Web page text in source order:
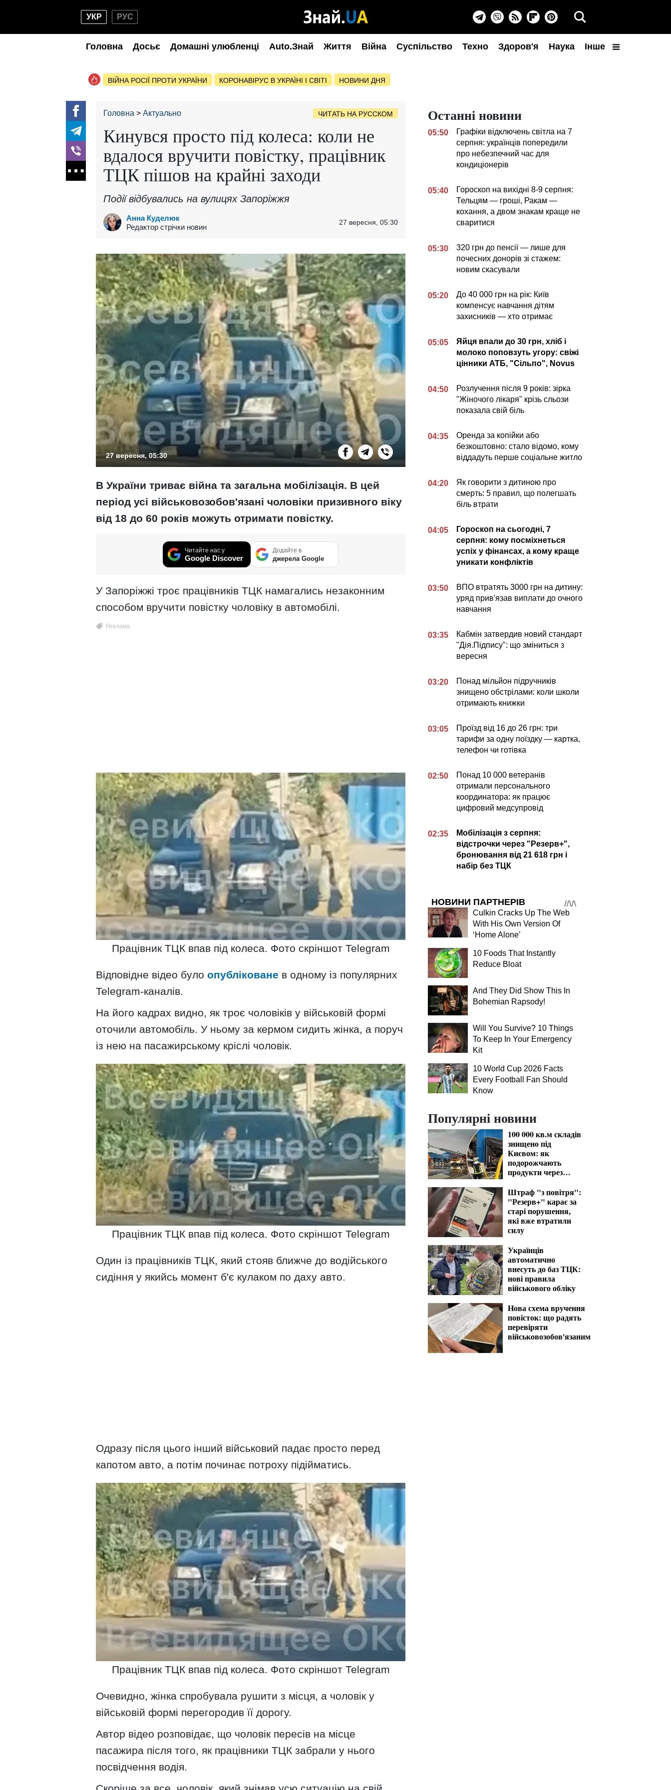
УКР РУС
Головна Досьє Домашні улюбленці Auto.Знай Життя Війна Суспільство Техно Здоров'я Наука Інше
ВІЙНА РОСІЇ ПРОТИ УКРАЇНИ КОРОНАВІРУС В УКРАЇНІ І СВІТІ НОВИНИ ДНЯ
Головна Актуально ЧИТАТЬ НА РУССКОМ
Кинувся просто під колеса: коли не
вдалося вручити повістку, працівник
ТЦК пішов на крайні заходи
Події відбувались на вулицях Запоріжжя
Анна Куделюк
Редактор стрічки новин
27 вересня, 05:30
27 вересня, 05:30
В України триває війна та загальна мобілізація. В цей
період усі військовозобов'язані чоловіки призивного віку
від 18 до 60 років можуть отримати повістку.
Читайте нас у
Google Discover
Додайте в
джерела Google
У Запоріжжі троє працівників ТЦК намагались незаконним
способом вручити повістку чоловіку в автомобілі.
Працівник ТЦК впав під колеса. Фото скріншот Telegram
Відповідне відео було опубліковане в одному із популярних
Telegram-каналів.
На його кадрах видно, як троє чоловіків у військовій формі
оточили автомобіль. У ньому за кермом сидить жінка, а поруч
із нею на пасажирському кріслі чоловік.
Працівник ТЦК впав під колеса. Фото скріншот Telegram
Один із працівників ТЦК, який стояв ближче до водійського
сидіння у якийсь момент б'є кулаком по даху авто.
Одразу після цього інший військовий падає просто перед
капотом авто, а потім починає потроху підійматись.
Працівник ТЦК впав під колеса. Фото скріншот Telegram
Очевидно, жінка спробувала рушити з місця, а чоловік у
військовій формі перегородив її дорогу.
Автор відео розповідає, що чоловік пересів на місце
пасажира після того, як працівники ТЦК забрали у нього
посвідчення водія.
Останні новини
05:50
Графіки відключень світла на 7
серпня: українців попередили
про небезпечний час для
кондиціонерів
05:40
Гороскоп на вихідні 8-9 серпня:
Тельцям — гроші, Ракам —
кохання, а двом знакам краще не
сваритися
05:30
320 грн до пенсії — лише для
почесних донорів зі стажем:
новим скасували
05:20
До 40 000 грн на рік: Київ
компенсує навчання дітям
захисників — хто отримає
05:05
Яйця впали до 30 грн, хліб і
молоко поповзуть угору: свіжі
цінники АТБ, "Сільпо", Novus
04:50
Розлучення після 9 років: зірка
"Жіночого лікаря" крізь сльози
показала свій біль
04:35
Оренда за копійки або
безкоштовно: стало відомо, кому
віддадуть перше соціальне житло
04:20
Як говорити з дитиною про
смерть: 5 правил, що полегшать
біль втрати
04:05
Гороскоп на сьогодні, 7
серпня: кому посміхнеться
успіх у фінансах, а кому краще
уникати конфліктів
03:50
ВПО втратять 3000 грн на дитину:
уряд прив'язав виплати до очного
навчання
03:35
Кабмін затвердив новий стандарт
"Дія.Підпису": що зміниться з
вересня
03:20
Понад мільйон підручників
знищено обстрілами: коли школи
отримають книжки
03:05
Проїзд від 16 до 26 грн: три
тарифи за одну поїздку — картка,
телефон чи готівка
02:50
Понад 10 000 ветеранів
отримали персонального
координатора: як працює
цифровий медсупровід
02:35
Мобілізація з серпня:
відстрочки через "Резерв+",
бронювання від 21 618 грн і
набір без ТЦК
НОВИНИ ПАРТНЕРІВ
Culkin Cracks Up The Web
With His Own Version Of
‘Home Alone’
10 Foods That Instantly
Reduce Bloat
And They Did Show This In
Bohemian Rapsody!
Will You Survive? 10 Things
To Keep In Your Emergency
Kit
10 World Cup 2026 Facts
Every Football Fan Should
Know
Популярні новини
100 000 кв.м складів
знищено під
Києвом: як
подорожчають
продукти через
Штраф "з повітря":
"Резерв+" карає за
старі порушення,
які вже втратили
силу
Українців
автоматично
внесуть до баз ТЦК:
нові правила
військового обліку
Нова схема вручення
повісток: що радять
перевіряти
військовозобов'язаним